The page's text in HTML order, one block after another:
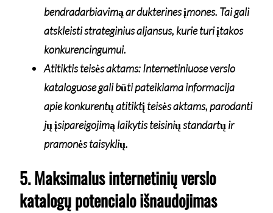
bendradarbiavimą ar dukterines įmones. Tai gali
atskleisti strateginius aljansus, kurie turi įtakos
konkurencingumui.
Atitiktis teisės aktams: Internetiniuose verslo
kataloguose gali būti pateikiama informacija
apie konkurentų atitiktį teisės aktams, parodanti
jų įsipareigojimą laikytis teisinių standartų ir
pramonės taisyklių.
5. Maksimalus internetinių verslo
katalogų potencialo išnaudojimas